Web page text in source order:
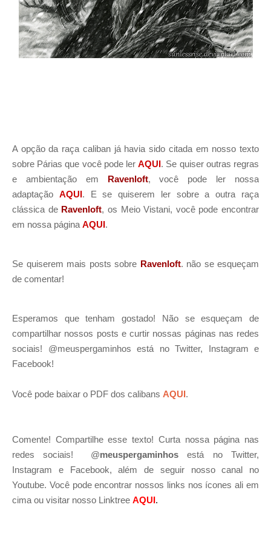
A opção da raça caliban já havia sido citada em nosso texto
sobre Párias que você pode lerAQUI. Se quiser outras regras
e ambientação em Ravenloft, você pode ler nossa
adaptação AQUI. E se quiserem ler sobre a outra raça
clássica de Ravenloft, os Meio Vistani, você pode encontrar
em nossa página AQUI.
Se quiserem mais posts sobre Ravenloft. não se esqueçam
de comentar!
Esperamos que tenham gostado! Não se esqueçam de
compartilhar nossos posts e curtir nossas páginas nas redes
sociais! @meuspergaminhos está no Twitter, Instagram e
Facebook!
Você pode baixar o PDF dos calibans AQUI.
Comente! Compartilhe esse texto! Curta nossa página nas
redes sociais! @meuspergaminhosestá no Twitter,
Instagram e Facebook, além de seguir nosso canal no
Youtube. Você pode encontrar nossos links nos ícones ali em
cima ou visitar nosso Linktree AQUI.